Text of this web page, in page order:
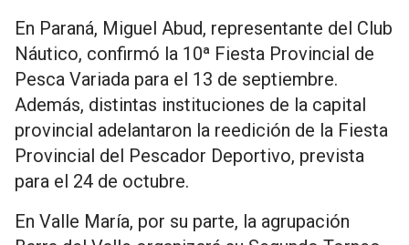
En Paraná, Miguel Abud, representante del Club
Náutico, confirmó la 10ª Fiesta Provincial de
Pesca Variada para el 13 de septiembre.
Además, distintas instituciones de la capital
provincial adelantaron la reedición de la Fiesta
Provincial del Pescador Deportivo, prevista
para el 24 de octubre.
En Valle María, por su parte, la agrupación